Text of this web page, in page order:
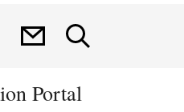
Portal